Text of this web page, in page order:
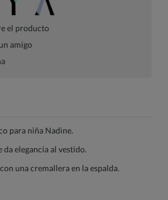
el producto
amigo
para niña Nadine.
elegancia al vestido.
una cremallera en la espalda.